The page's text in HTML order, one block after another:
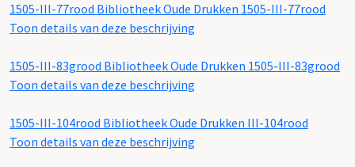
1505-III-77rood Bibliotheek Oude Drukken 1505-III-77rood
Toon details van deze beschrijving
1505-III-83grood Bibliotheek Oude Drukken 1505-III-83grood
Toon details van deze beschrijving
1505-III-104rood Bibliotheek Oude Drukken III-104rood
Toon details van deze beschrijving